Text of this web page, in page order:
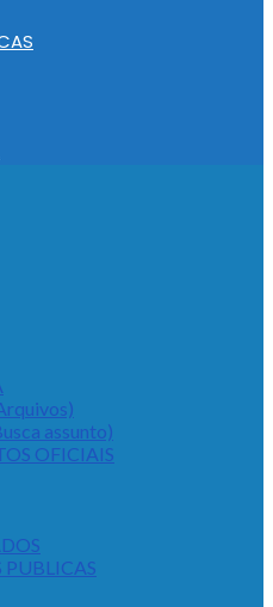
assunto)
OFICIAIS
PUBLICAS